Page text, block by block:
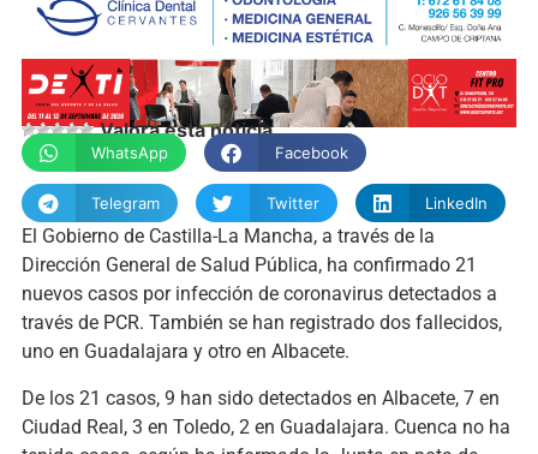
Valora esta noticia
WhatsApp Facebook
Telegram Twitter LinkedIn
El Gobierno de Castilla-La Mancha, a través de la
Dirección General de Salud Pública, ha confirmado 21
nuevos casos por infección de coronavirus detectados a
través de PCR. También se han registrado dos fallecidos,
uno en Guadalajara y otro en Albacete.
De los 21 casos, 9 han sido detectados en Albacete, 7 en
Ciudad Real, 3 en Toledo, 2 en Guadalajara. Cuenca no ha